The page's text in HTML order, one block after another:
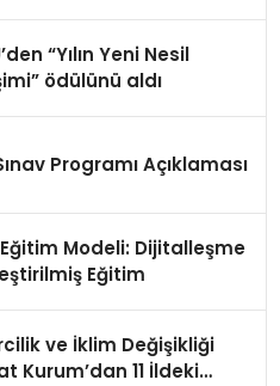
ödülünü aldı
Programı Açıklaması
Eğitim Modeli: Dijitalleşme
Eğitim
ve İklim Değişikliği
Kurum’dan 11 İldeki